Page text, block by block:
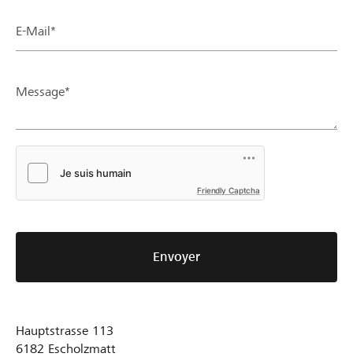
E-Mail*
Message*
Friendly Captcha
Envoyer
Hauptstrasse 113
6182 Escholzmatt